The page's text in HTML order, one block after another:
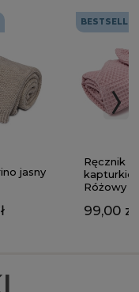
jasny
BESTSELLER
Ręcznik z
Różowy
99,00 zł